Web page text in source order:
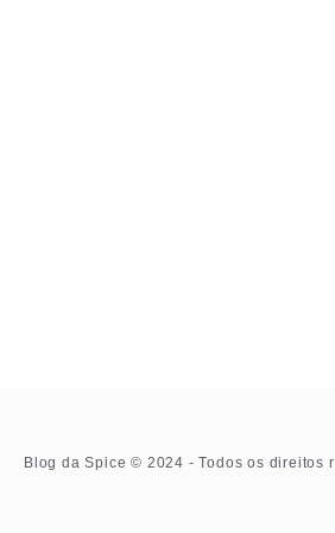
Blog da Spice © 2024 - Todos os direitos